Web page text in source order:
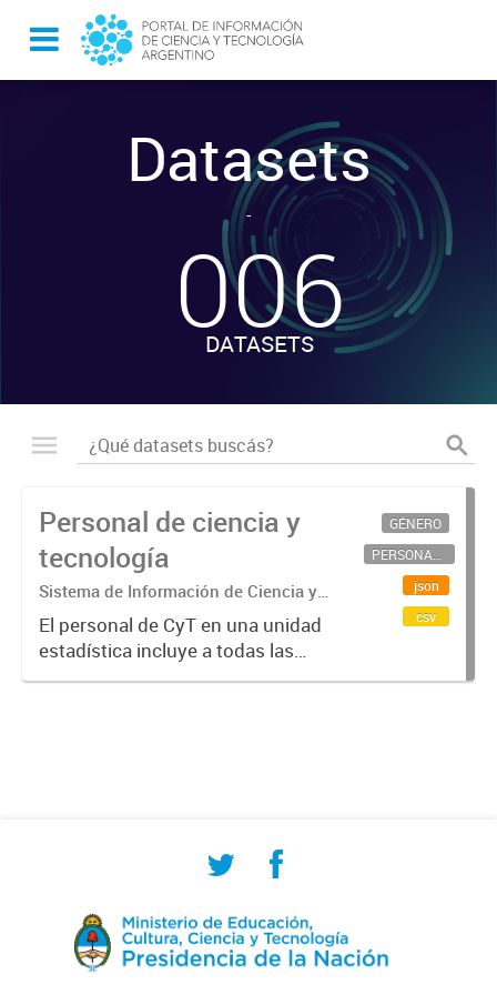
Datasets
-
006
DATASETS
Personal de ciencia y
tecnología
Sistema de Información de Ciencia y
Tecnología Argentino (SICYTAR)
El personal de CyT en una unidad
estadística incluye a todas las
personas involucradas
GÉNERO
PERSONAL CIENTÍFICO-TECNOLÓGICO
json
csv